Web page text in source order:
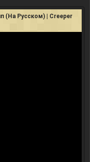
(На Русском) | Creeper